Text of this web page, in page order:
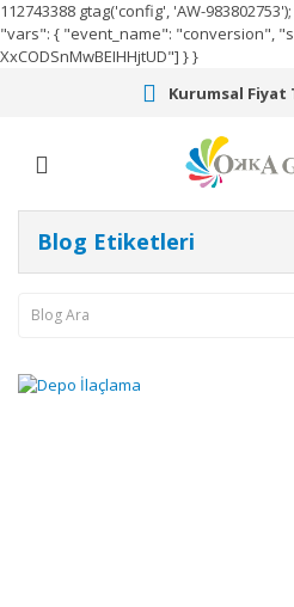
112743388 gtag('config', 'AW-983802753');
"vars": { "event_name": "conversion",
XxCODSnMwBEIHHjtUD"] } }
Kurumsal Fiyat
Blog Etiketleri